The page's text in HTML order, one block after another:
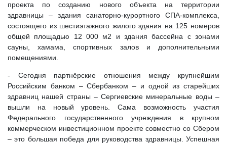
проекта по созданию нового объекта на территории
здравницы – здания санаторно-курортного СПА-комплекса,
состоящего из шестиэтажного жилого здания на 125 номеров
общей площадью 12 000 м2 и здания бассейна с зонами
сауны, хамама, спортивных залов и дополнительными
помещениями.
- Сегодня партнёрские отношения между крупнейшим
Российским банком – Сбербанком – и одной из старейших
здравниц нашей страны – Сергиевские минеральные воды –
вышли на новый уровень. Сама возможность участия
Федерального государственного учреждения в крупном
коммерческом инвестиционном проекте совместно со Сбером
– это большая победа для руководства здравницы. Успешная